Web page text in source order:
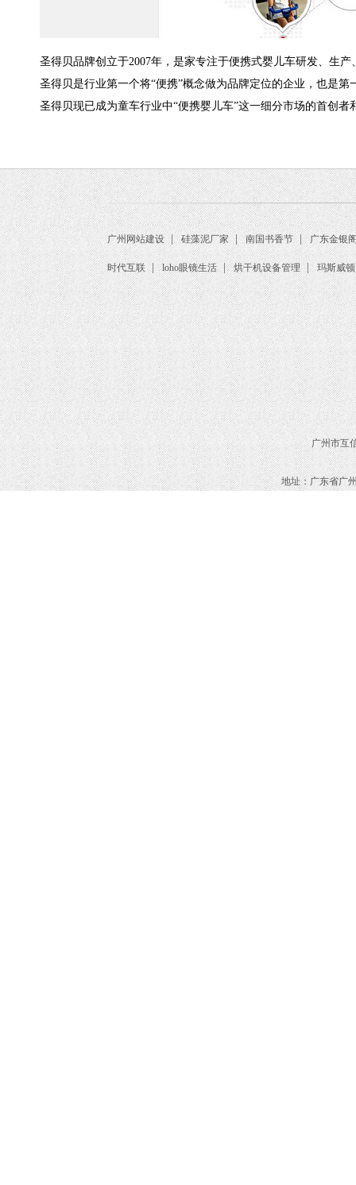
圣得贝品牌创立于2007年，是家专注于便携式婴儿车研发、生
圣得贝是行业第一个将“便携”概念做为品牌定位的企业，也是
圣得贝现已成为童车行业中“便携婴儿车”这一细分市场的首创者
广州网站建设| 硅藻泥厂家| 南国书香节| 广东金银
时代互联 | loho眼镜生活| 烘干机设备管理| 玛斯威顿
广州市互
地址：广东省广